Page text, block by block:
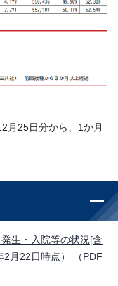
月25日分から、1か月
生・入院等の状況[含
2月22日時点） （PDF